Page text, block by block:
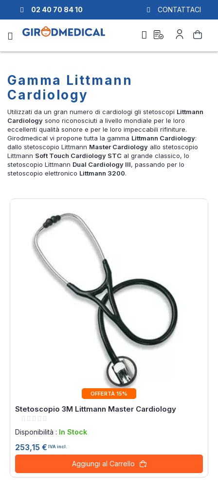
02 40 70 84 10 CONTATTACI
Cerca
preventivo
mio
Account
Gamma Littmann
Cardiology
Utilizzati da un gran numero di cardiologi gli stetoscopi Littmann
Cardiology sono riconosciuti a livello mondiale per le loro
eccellenti qualità sonore e per le loro impeccabili rifiniture.
Girodmedical vi propone tutta la gamma Littmann Cardiology:
dallo stetoscopio Littmann Master Cardiology allo stetoscopio
Littmann Soft Touch Cardiology STC al grande classico, lo
stetoscopio Littmann Dual Cardiology III, passando per lo
stetoscopio elettronico Littmann 3200.
OFFERTÀ 15%
Stetoscopio 3M Littmann Master Cardiology
Rating:
Disponibilità : In Stock
253,15 € IVA incl.
Aggiungi al Carrello